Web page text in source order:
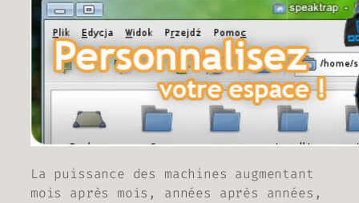
La puissance des machines augmentant
mois après mois, années après années,